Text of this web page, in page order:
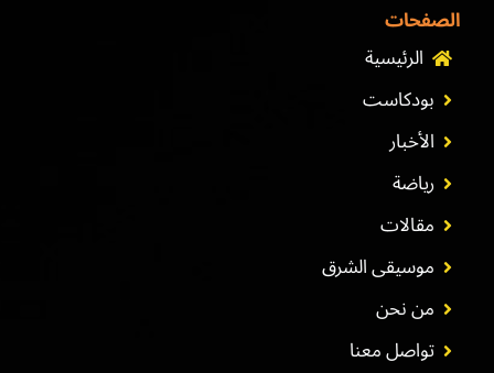
الصفحات
الرئيسية
بودكاست
الأخبار
رياضة
مقالات
موسيقى الشرق
من نحن
تواصل معنا